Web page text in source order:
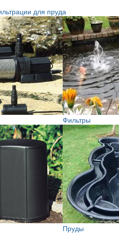
для пруда
Фильтры
Пруды